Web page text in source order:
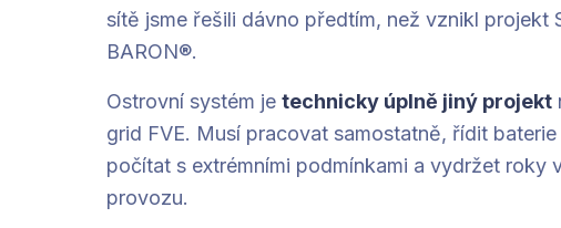
sítě jsme řešili dávno předtím, než vznikl projekt
BARON®.
Ostrovní systém je technicky úplně jiný projekt
grid FVE. Musí pracovat samostatně, řídit baterie
počítat s extrémními podmínkami a vydržet roky
provozu.